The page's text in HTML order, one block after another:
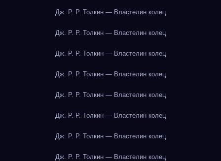
Дж. Р. Р. Толкин — Властелин колец
Дж. Р. Р. Толкин — Властелин колец
Дж. Р. Р. Толкин — Властелин колец
Дж. Р. Р. Толкин — Властелин колец
Дж. Р. Р. Толкин — Властелин колец
Дж. Р. Р. Толкин — Властелин колец
Дж. Р. Р. Толкин — Властелин колец
Дж. Р. Р. Толкин — Властелин колец